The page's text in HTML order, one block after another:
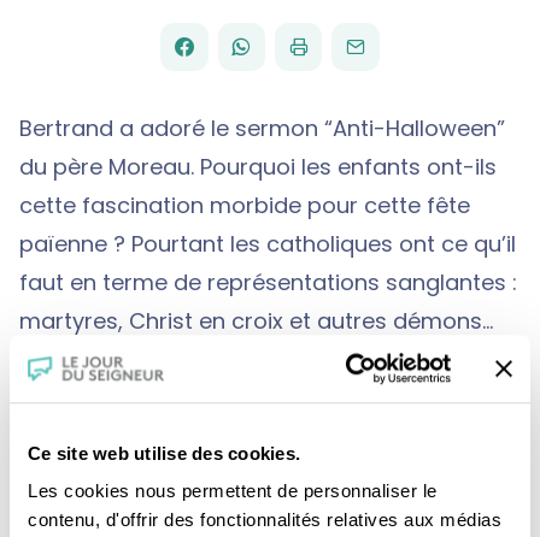
Ce site web utilise des cookies.
Les cookies nous permettent de personnaliser le
contenu, d'offrir des fonctionnalités relatives aux médias
PARTAGER
FACEBOOK
PARTAGER
WHATSAPP
IMPRIMERENVOYER
PAR
EMAIL
Bertrand a adoré le sermon “Anti-Halloween”
du père Moreau. Pourquoi les enfants ont-ils
cette fascination morbide pour cette fête
païenne ? Pourtant les catholiques ont ce qu’il
faut en terme de représentations sanglantes :
martyres, Christ en croix et autres démons…